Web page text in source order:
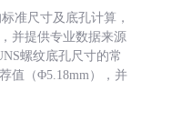
准尺寸及底孔计算，
并提供专业数据来源
螺纹底孔尺寸的常
值（Φ5.18mm），并